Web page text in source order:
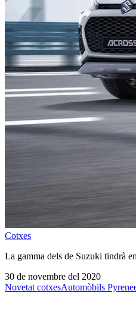
Cotxes
La gamma dels de Suzuki tindrà
30 de novembre del 2020
Novetat cotxesAutomòbils